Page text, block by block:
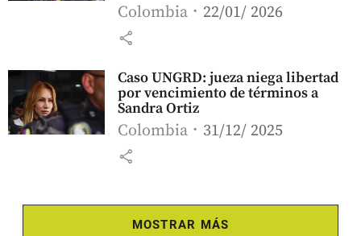
Colombia 22/01/ 2026
share
Caso UNGRD: jueza niega libertad
por vencimiento de términos a
Sandra Ortiz
Colombia 31/12/ 2025
share
MOSTRAR MÁS